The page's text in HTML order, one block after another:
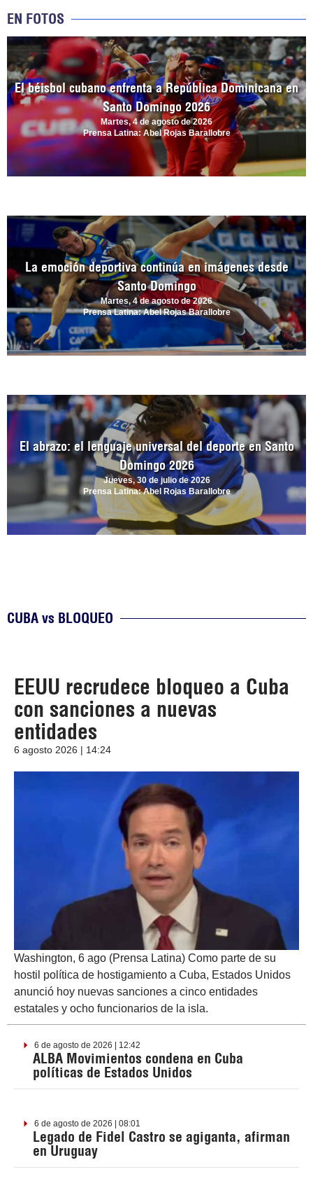
EN FOTOS
El béisbol cubano enfrenta a República Dominicana en
Santo Domingo 2026
Martes, 4 de agosto de 2026
Prensa Latina: Abel Rojas Barallobre
La emoción deportiva continúa en imágenes desde
Santo Domingo
Martes, 4 de agosto de 2026
Prensa Latina: Abel Rojas Barallobre
El abrazo: el lenguaje universal del deporte en Santo
Domingo 2026
Jueves, 30 de julio de 2026
Prensa Latina: Abel Rojas Barallobre
CUBA vs BLOQUEO
EEUU recrudece bloqueo a Cuba
con sanciones a nuevas
entidades
6 agosto 2026 | 14:24
Washington, 6 ago (Prensa Latina) Como parte de su
hostil política de hostigamiento a Cuba, Estados Unidos
anunció hoy nuevas sanciones a cinco entidades
estatales y ocho funcionarios de la isla.
6 de agosto de 2026 | 12:42
ALBA Movimientos condena en Cuba
políticas de Estados Unidos
6 de agosto de 2026 | 08:01
Legado de Fidel Castro se agiganta, afirman
en Uruguay